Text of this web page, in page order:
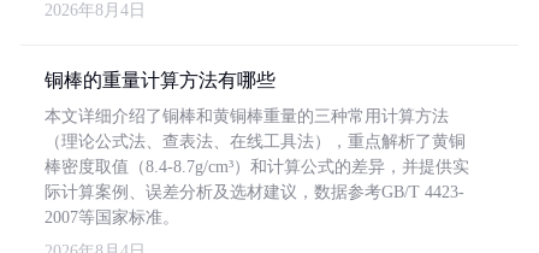
2026年8月4日
铜棒的重量计算方法有哪些
本文详细介绍了铜棒和黄铜棒重量的三种常用计算方法
（理论公式法、查表法、在线工具法），重点解析了黄铜
棒密度取值（8.4-8.7g/cm³）和计算公式的差异，并提供实
际计算案例、误差分析及选材建议，数据参考GB/T 4423-
2007等国家标准。